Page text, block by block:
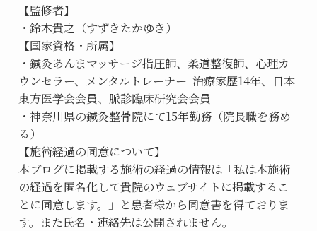
【監修者】
・鈴木貴之（すずきたかゆき）
【国家資格・所属】
・鍼灸あんまマッサージ指圧師、柔道整復師、心理カ
ウンセラー、メンタルトレーナー  治療家歴14年、日本
東方医学会会員、脈診臨床研究会会員
・神奈川県の鍼灸整骨院にて15年勤務（院長職を務め
る）
【施術経過の同意について】
本ブログに掲載する施術の経過の情報は「私は本施術
の経過を匿名化して貴院のウェブサイトに掲載するこ
とに同意します。」と患者様から同意書を得ておりま
す。また氏名・連絡先は公開されません。